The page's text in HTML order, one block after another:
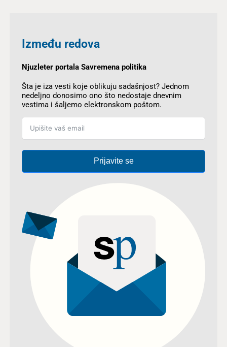
Između redova
Njuzleter portala Savremena politika
Šta je iza vesti koje oblikuju sadašnjost? Jednom
nedeljno donosimo ono što nedostaje dnevnim
vestima i šaljemo elektronskom poštom.
Prijavite se